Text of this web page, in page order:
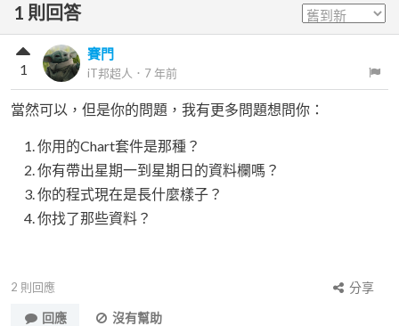
1 則回答
賽門
iT邦超人 ． 7 年前
1
當然可以，但是你的問題，我有更多問題想問你：
你用的Chart套件是那種？
你有帶出星期一到星期日的資料欄嗎？
你的程式現在是長什麼樣子？
你找了那些資料？
2 則回應
分享
回應
沒有幫助